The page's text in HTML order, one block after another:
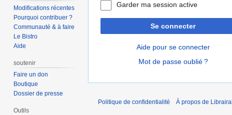
Garder ma session active
Se connecter
Aide pour se connecter
Mot de passe oublié ?
Modifications récentes
Pourquoi contribuer ?
Communauté & à faire
Le Bistro
Aide
soutenir
Faire un don
Boutique
Dossier de presse
Outils
Politique de confidentialité À propos de Librairal